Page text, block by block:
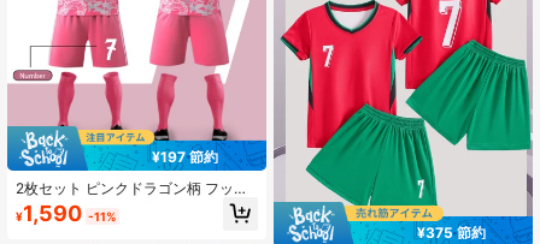
¥197 節約
2枚セット ピンクドラゴン柄 フット
ボールユニフォーム、カスタマイズ
可能な名前&番号 サッカージャージ
¥1,590 -11%
¥375 節約